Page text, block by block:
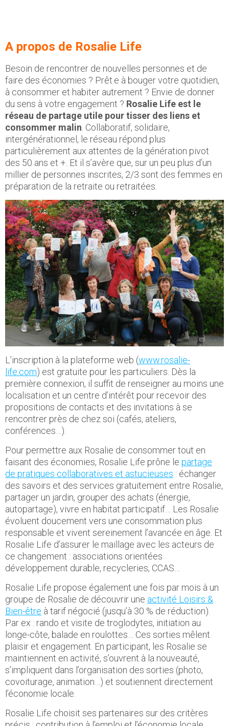
A propos de Rosalie Life
Besoin de rencontrer de nouvelles personnes et de
faire des économies ? Prêt.e à bouger votre quotidien,
à consommer et habiter autrement ? Envie de donner
du sens à votre engagement ? Rosalie Life est le
réseau de partage utile pour tisser des liens et
consommer malin. Collaboratif, solidaire,
intergénérationnel, le réseau répond plus
particulièrement aux attentes de la génération pivot
des 50 ans et +. Et il s’avère que, sur un peu plus d’un
millier de personnes inscrites, 2/3 sont des femmes en
préparation de la retraite ou retraitées.
L’inscription à la plateforme web (www.rosalie-
life.com) est gratuite pour les particuliers. Dès la
première connexion, il suffit de renseigner au moins une
localisation et un centre d’intérêt pour recevoir des
propositions de contacts et des invitations à se
rencontrer près de chez soi (cafés, ateliers,
conférences…).
Pour permettre aux Rosalie de consommer tout en
faisant des économies, Rosalie Life prône le partage
de pratiques collaboratives et astucieuses : échanger
des savoirs et des services gratuitement entre Rosalie,
partager un jardin, grouper des achats (énergie,
autopartage), vivre en habitat participatif… Les Rosalie
évoluent doucement vers une consommation plus
responsable et vivent sereinement l’avancée en âge. Et
Rosalie Life d’assurer le maillage avec les acteurs de
ce changement : associations orientées
développement durable, recycleries, CCAS…
Rosalie Life propose également une fois par mois à un
groupe de Rosalie de découvrir une activité Loisirs &
Bien-être à tarif négocié (jusqu’à 30 % de réduction).
Par ex : rando et visite de troglodytes, initiation au
longe-côte, balade en roulottes… Ces sorties mêlent
plaisir et engagement. En participant, les Rosalie se
maintiennent en activité, s’ouvrent à la nouveauté,
s’impliquent dans l’organisation des sorties (photo,
covoiturage, animation…) et soutiennent directement
l’économie locale.
Rosalie Life choisit ses partenaires sur des critères